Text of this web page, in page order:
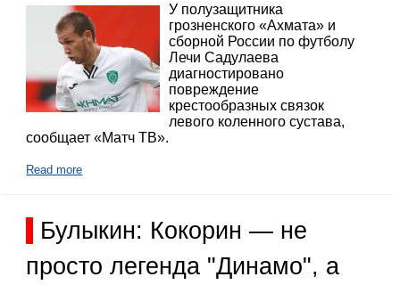
У полузащитника
грозненского «Ахмата» и
сборной России по футболу
Лечи Садулаева
диагностировано
повреждение
крестообразных связок
левого коленного сустава,
сообщает «Матч ТВ».
Read more
Булыкин: Кокорин — не
просто легенда "Динамо", а